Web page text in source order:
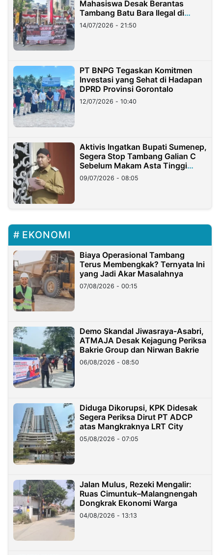
Mahasiswa Desak Berantas
Tambang Batu Bara Ilegal di
Lampung
14/07/2026 - 21:50
PT BNPG Tegaskan Komitmen
Investasi yang Sehat di Hadapan
DPRD Provinsi Gorontalo
12/07/2026 - 10:40
Aktivis Ingatkan Bupati Sumenep,
Segera Stop Tambang Galian C
Sebelum Makam Asta Tinggi
Longsor
09/07/2026 - 08:05
EKONOMI
Biaya Operasional Tambang
Terus Membengkak? Ternyata Ini
yang Jadi Akar Masalahnya
07/08/2026 - 00:15
Demo Skandal Jiwasraya-Asabri,
ATMAJA Desak Kejagung Periksa
Bakrie Group dan Nirwan Bakrie
06/08/2026 - 08:50
Diduga Dikorupsi, KPK Didesak
Segera Periksa Dirut PT ADCP
atas Mangkraknya LRT City
05/08/2026 - 07:05
Jalan Mulus, Rezeki Mengalir:
Ruas Cimuntuk–Malangnengah
Dongkrak Ekonomi Warga
04/08/2026 - 13:13